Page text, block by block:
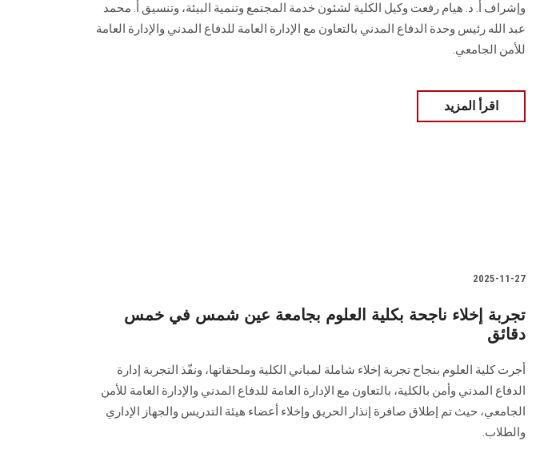
وإشراف أ. د. هيام رفعت وكيل الكلية لشئون خدمة المجتمع وتنمية البيئة، وتنسيق أ. محمد
عبد الله رئيس وحدة الدفاع المدني بالتعاون مع الإدارة العامة للدفاع المدني والإدارة العامة
للأمن الجامعي.
اقرأ المزيد
2025-11-27
تجربة إخلاء ناجحة بكلية العلوم بجامعة عين شمس في خمس
دقائق
أجرت كلية العلوم بنجاح تجربة إخلاء شاملة لمباني الكلية وملحقاتها، ونفّذ التجربة إدارة
الدفاع المدني وأمن بالكلية، بالتعاون مع الإدارة العامة للدفاع المدني والإدارة العامة للأمن
الجامعي، حيث تم إطلاق صافرة إنذار الحريق وإخلاء أعضاء هيئة التدريس والجهاز الإداري
والطلاب.